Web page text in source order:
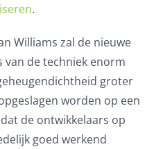
.
Williams zal de nieuwe
de techniek enorm
groter
worden op een
de ontwikkelaars op
goed werkend